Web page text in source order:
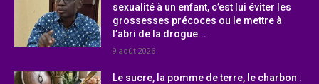
sexualité à un enfant, c’est lui éviter les
grossesses précoces ou le mettre à
l’abri de la drogue...
9 août 2026
Le sucre, la pomme de terre, le charbon :